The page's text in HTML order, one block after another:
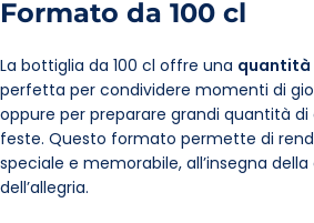
Formato da 100 cl
La bottiglia da 100 cl offre una quantità
perfetta per condividere momenti di
oppure per preparare grandi quantità
feste. Questo formato permette di
speciale e memorabile, all’insegna
dell’allegria.